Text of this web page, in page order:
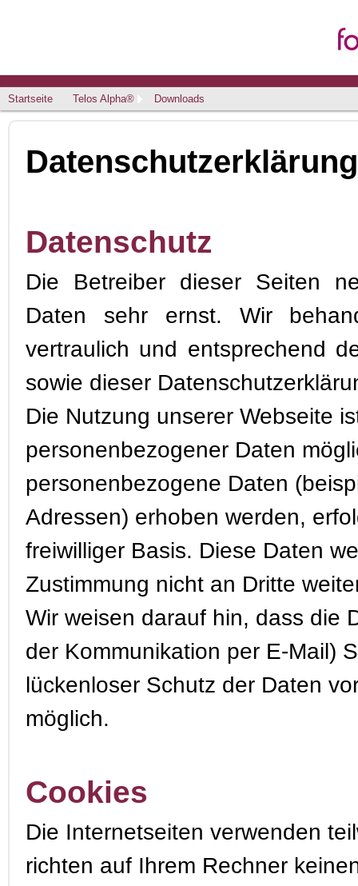
Startseite Telos Alpha® Downloads
Datenschutz
Die Betreiber dieser Seiten
Daten sehr ernst. Wir
vertraulich und entsprechend
sowie dieser
Die Nutzung unserer Webseite
personenbezogener Daten
personenbezogene Daten
Adressen) erhoben werden,
freiwilliger Basis. Diese Daten
Zustimmung nicht an Dritte
Wir weisen darauf hin, dass die
der Kommunikation per E-Mail)
lückenloser Schutz der Daten
möglich.
Cookies
Die Internetseiten verwenden
richten auf Ihrem Rechner